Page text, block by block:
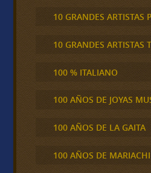
10 GRANDES ARTISTAS
10 GRANDES ARTISTAS
100 % ITALIANO
100 AÑOS DE JOYAS
100 AÑOS DE LA GAITA
100 AÑOS DE MARIACHI